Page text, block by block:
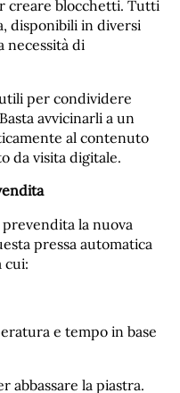
creare blocchetti. Tutti
disponibili in diversi
necessità di
per condividere
avvicinarli a un
al contenuto
da visita digitale.
la nuova
pressa automatica
cui:
e tempo in base
abbassare la piastra.